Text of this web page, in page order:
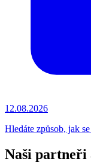
12.08.2026
Hledáte způsob, jak
Naši partneři